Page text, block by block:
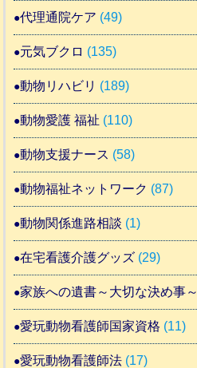
代理通院ケア (49)
元気ブクロ (135)
動物リハビリ (189)
動物愛護 福祉 (110)
動物支援ナース (58)
動物福祉ネットワーク (87)
動物関係進路相談 (1)
在宅看護介護グッズ (29)
家族への遺書～大切な決め事～
愛玩動物看護師国家資格 (11)
愛玩動物看護師法 (17)